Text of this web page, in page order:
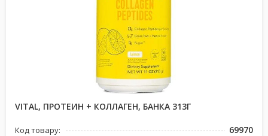
VITAL, ПРОТЕИН + КОЛЛАГЕН, БАНКА 313Г
Код товару: 69970